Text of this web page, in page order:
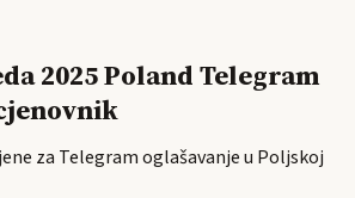
2025 Poland Telegram
za Telegram oglašavanje u Poljskoj